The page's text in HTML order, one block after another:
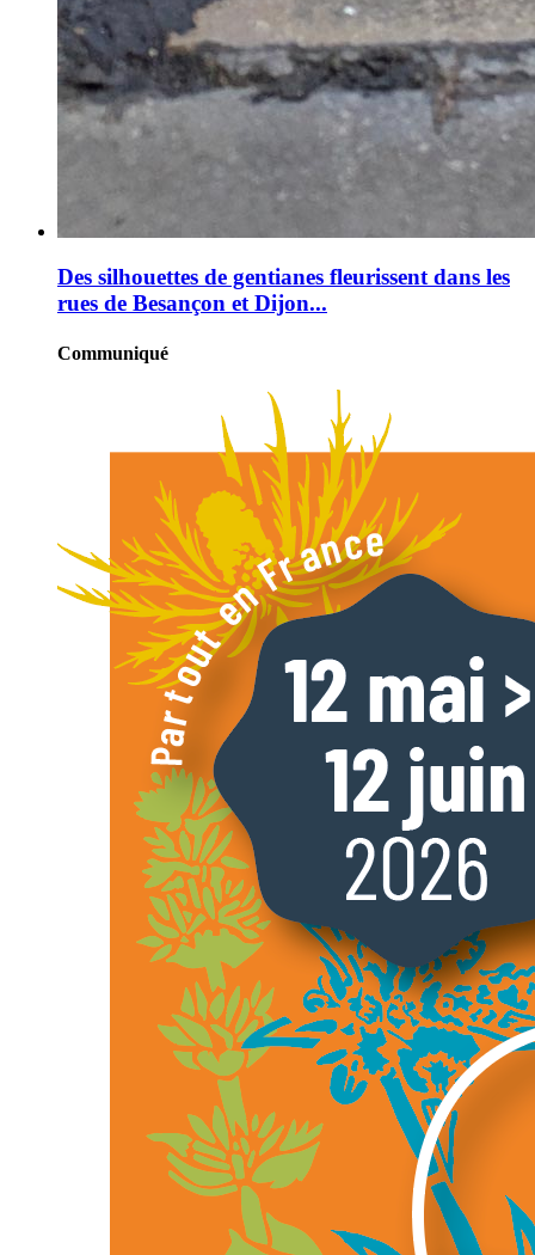
Des silhouettes de gentianes fleurissent dans les
rues de Besançon et Dijon...
Communiqué